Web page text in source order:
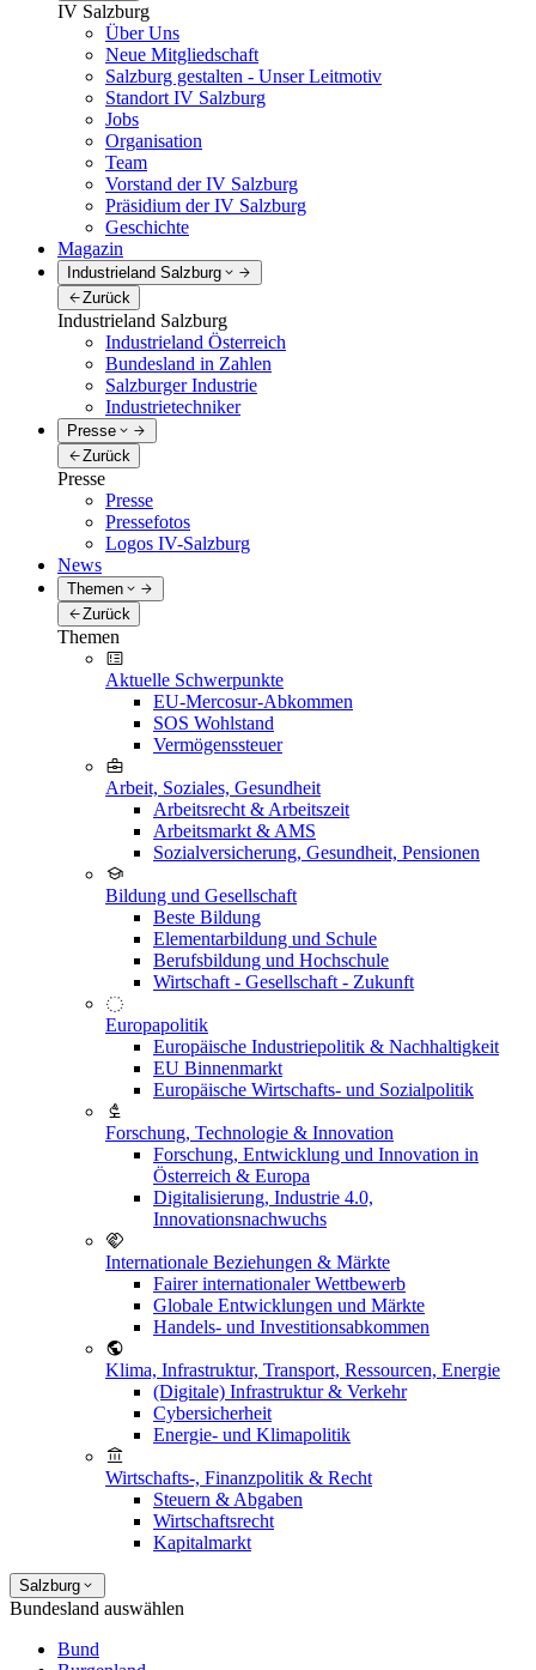
IV Salzburg
Über Uns
Neue Mitgliedschaft
Salzburg gestalten - Unser Leitmotiv
Standort IV Salzburg
Jobs
Organisation
Team
Vorstand der IV Salzburg
Präsidium der IV Salzburg
Geschichte
Magazin
Industrieland Salzburg
Zurück
Industrieland Salzburg
Industrieland Österreich
Bundesland in Zahlen
Salzburger Industrie
Industrietechniker
Presse
Zurück
Presse
Presse
Pressefotos
Logos IV-Salzburg
News
Themen
Zurück
Themen
Aktuelle Schwerpunkte
EU-Mercosur-Abkommen
SOS Wohlstand
Vermögenssteuer
Arbeit, Soziales, Gesundheit
Arbeitsrecht & Arbeitszeit
Arbeitsmarkt & AMS
Sozialversicherung, Gesundheit, Pensionen
Bildung und Gesellschaft
Beste Bildung
Elementarbildung und Schule
Berufsbildung und Hochschule
Wirtschaft - Gesellschaft - Zukunft
Europapolitik
Europäische Industriepolitik & Nachhaltigkeit
EU Binnenmarkt
Europäische Wirtschafts- und Sozialpolitik
Forschung, Technologie & Innovation
Forschung, Entwicklung und Innovation in
Österreich & Europa
Digitalisierung, Industrie 4.0,
Innovationsnachwuchs
Internationale Beziehungen & Märkte
Fairer internationaler Wettbewerb
Globale Entwicklungen und Märkte
Handels- und Investitionsabkommen
Klima, Infrastruktur, Transport, Ressourcen, Energie
(Digitale) Infrastruktur & Verkehr
Cybersicherheit
Energie- und Klimapolitik
Wirtschafts-, Finanzpolitik & Recht
Steuern & Abgaben
Wirtschaftsrecht
Kapitalmarkt
Salzburg
Bundesland auswählen
Bund